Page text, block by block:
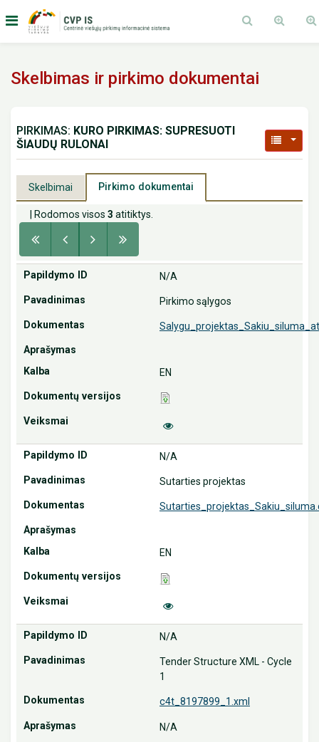
Skelbimas ir pirkimo dokumentai
PIRKIMAS: KURO PIRKIMAS: SUPRESUOTI
ŠIAUDŲ RULONAI
Skelbimai Pirkimo dokumentai
| Rodomos visos 3 atitiktys.
N/A
Pirkimo sąlygos
EN
N/A
Sutarties projektas
EN
N/A
Tender Structure XML - Cycle
1
c4t_8197899_1.xml
N/A